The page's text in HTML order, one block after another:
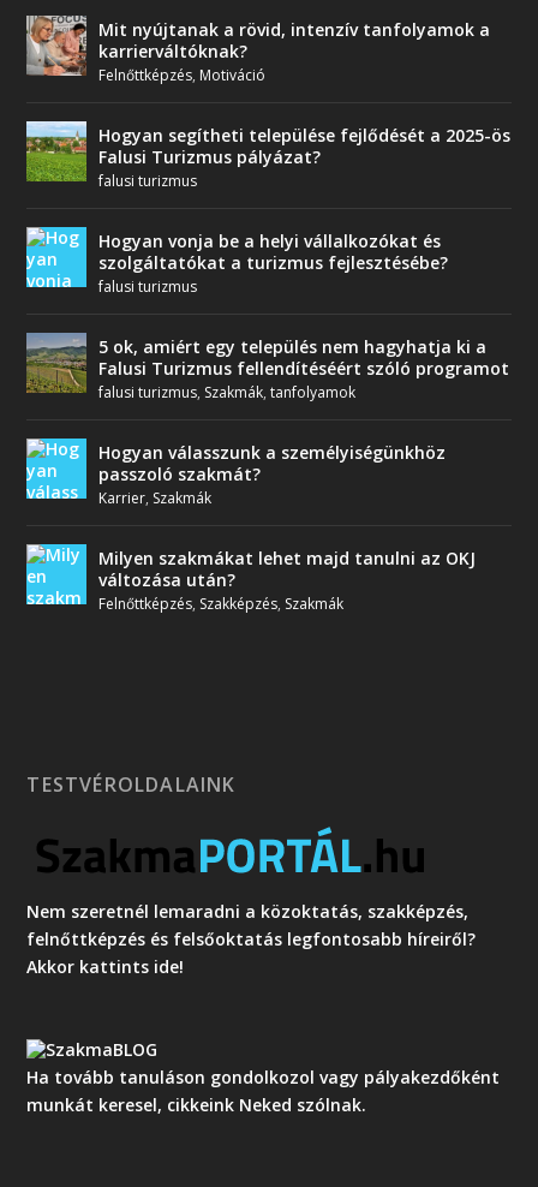
Mit nyújtanak a rövid, intenzív tanfolyamok a
karrierváltóknak?
Felnőttképzés, Motiváció
Hogyan segítheti települése fejlődését a 2025-ös
Falusi Turizmus pályázat?
falusi turizmus
Hogyan vonja be a helyi vállalkozókat és
szolgáltatókat a turizmus fejlesztésébe?
falusi turizmus
5 ok, amiért egy település nem hagyhatja ki a
Falusi Turizmus fellendítéséért szóló programot
falusi turizmus, Szakmák,tanfolyamok
Hogyan válasszunk a személyiségünkhöz
passzoló szakmát?
Karrier, Szakmák
Milyen szakmákat lehet majd tanulni az OKJ
változása után?
Felnőttképzés, Szakképzés, Szakmák
TESTVÉROLDALAINK
Nem szeretnél lemaradni a közoktatás, szakképzés,
felnőttképzés és felsőoktatás legfontosabb híreiről?
Akkor kattints ide!
Ha tovább tanuláson gondolkozol vagy pályakezdőként
munkát keresel, cikkeink Neked szólnak.